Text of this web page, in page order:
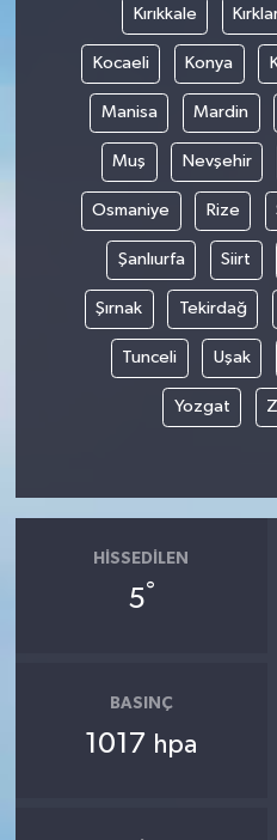
Kırıkkale
Kocaeli Konya
Manisa Mardin
Muş Nevşehir
Osmaniye Rize
Şanlıurfa Siirt
Şırnak Tekirdağ
Tunceli Uşak
Yozgat
HISSEDILEN
5°
BASINÇ
1017 hpa